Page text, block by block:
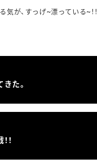
が、すっげ~漂っている~！！
た。
！